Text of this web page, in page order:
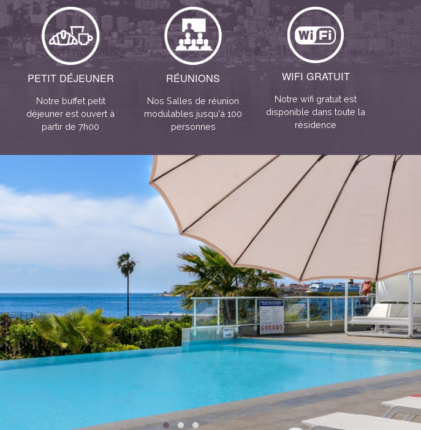
PETIT DÉJEUNER
Notre buffet petit
déjeuner est ouvert à
partir de 7h00
RÉUNIONS
Nos Salles de réunion
modulables jusqu'à 100
personnes
WIFI GRATUIT
Notre wifi gratuit est
disponible dans toute la
résidence